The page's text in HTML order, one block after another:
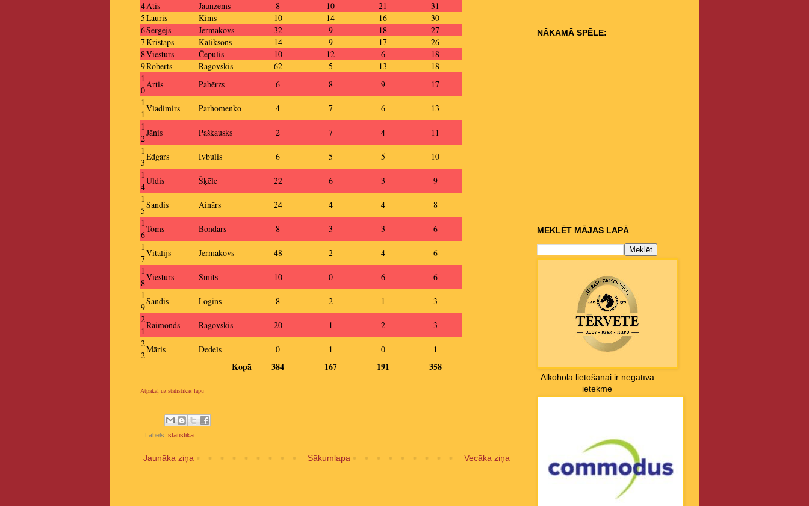
4Atis Jaunzems 8 10 21
31
5Lauris Kims 10 14 16
30
6Sergejs Jermakovs 32 9 18
27
7Kristaps Kaliksons 14 9 17
26
8Viesturs Čepulis 10 12 6
18
9Roberts Ragovskis 62 5 13
18
1
0
Artis Pabērzs 6 8 9
17
1
1
Vladimirs Parhomenko 4 7 6
13
1
2
Jānis Paškausks 2 7 4
11
1
3
Edgars Ivbulis 6 5 5
10
1
4
Uldis Šķēle 22 6 3
9
1
5
Sandis Ainārs 24 4 4
8
1
6
Toms Bondars 8 3 3
6
1
7
Vitālijs Jermakovs 48 2 4
6
1
8
Viesturs Šmits 10 0 6
6
1
9
Sandis Logins 8 2 1
3
2
1
Raimonds Ragovskis 20 1 2
3
2
2
Māris Dedels 0 1 0 1
Kopā 384 167 191 358
Atpakaļ uz statistikas lapu
Labels: statistika
Jaunāka ziņa Vecāka ziņa
Sākumlapa
NĀKAMĀ SPĒLE:
MEKLĒT MĀJAS LAPĀ
Alkohola lietošanai ir negatīva
ietekme